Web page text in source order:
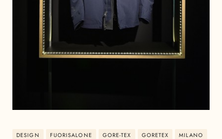
DESIGN FUORISALONE GORE-TEX GORETEX
MILANO